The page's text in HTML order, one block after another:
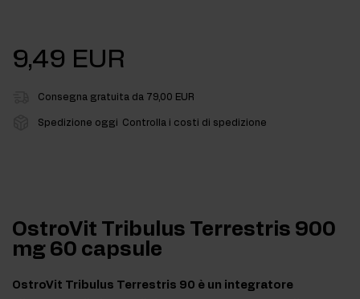
9,49 EUR
Consegna gratuita da 79,00 EUR
Spedizione oggi Controlla i costi di spedizione
OstroVit Tribulus Terrestris 900
mg 60 capsule
OstroVit Tribulus Terrestris 90 è un integratore